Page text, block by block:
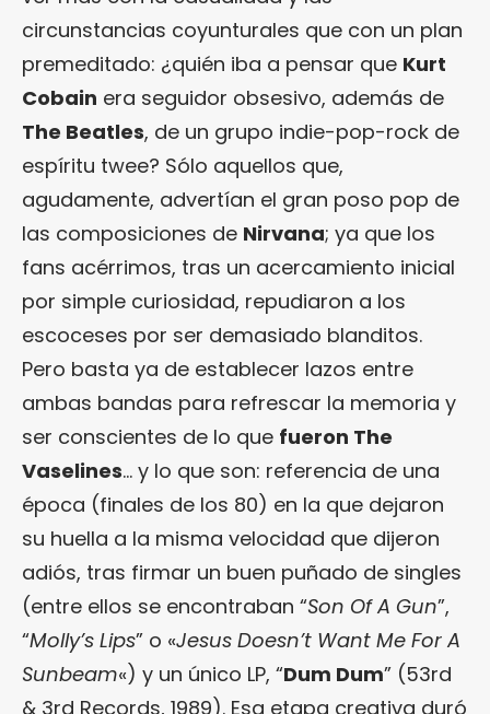
circunstancias coyunturales que con un plan
premeditado: ¿quién iba a pensar que Kurt
Cobain era seguidor obsesivo, además de
The Beatles, de un grupo indie-pop-rock de
espíritu twee? Sólo aquellos que,
agudamente, advertían el gran poso pop de
las composiciones de Nirvana; ya que los
fans acérrimos, tras un acercamiento inicial
por simple curiosidad, repudiaron a los
escoceses por ser demasiado blanditos.
Pero basta ya de establecer lazos entre
ambas bandas para refrescar la memoria y
ser conscientes de lo que fueron The
Vaselines… y lo que son: referencia de una
época (finales de los 80) en la que dejaron
su huella a la misma velocidad que dijeron
adiós, tras firmar un buen puñado de singles
(entre ellos se encontraban “Son Of A Gun”,
“Molly’s Lips” o «Jesus Doesn’t Want Me For A
Sunbeam«) y un único LP, “Dum Dum” (53rd
& 3rd Records, 1989). Esa etapa creativa duró